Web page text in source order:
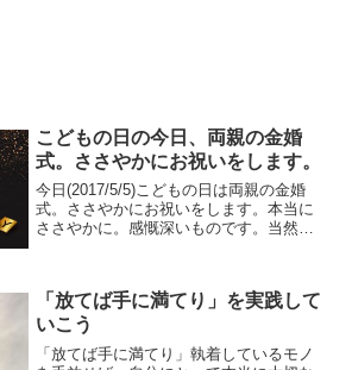
こどもの日の今日、両親の金婚
式。ささやかにお祝いをします。
今日(2017/5/5)こどもの日は両親の金婚
式。ささやかにお祝いをします。本当に
ささやかに。感慨深いものです。当然で
で脈々と血が受け継げられて来ているの
ですから。その...
「放てば手に満てり」を実践して
いこう
「放てば手に満てり」執着しているモノ